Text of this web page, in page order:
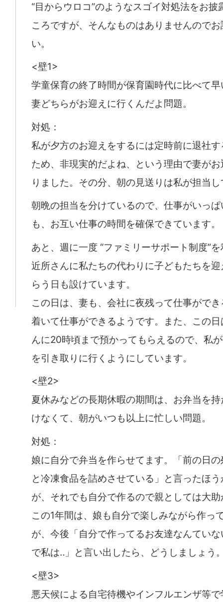
“目からウロコ”のようなスゴイ対処法をお披
ころですが、そんなものはありませんので
い。
<壁1>
学童保育の終了時間が保育園時代に比べて
妻どちらがお迎えに行くんだよ問題。
対処：
私が夕方のお迎えをするには定時前に退社
ため、非現実的だよね、という理由で妻が
りました。その分、朝の見送りは私が担当
朝晩の担当を分けているので、仕事がいっ
も、お互い仕事の時間を確保できています。
あと、週に一度 “ファミリーサポート制度”
近所さんに私たちの代わりに子どもたちを
らう日も設けています。
この日は、妻も、会社に夜残って仕事がで
着いて仕事ができるようです。また、この
んに20時頃まで預かってもらえるので、私
を引き取りに行くようにしています。
<壁2>
夏休みなどの長期休暇の期間は、お弁当を
けなくて、朝がいつも以上に忙しい問題。
対処：
娘に自分で弁当を作らせてます。「前の日
と冷凍食品を詰めさせている」と言ったほ
が、それでも自分で作るので親としては大
この1年間は、娘も自分で楽しみながら作っ
が、今後「自分で作ってるお友達なんてい
で私は‥」と言い出したら、どうしましょう
<壁3>
悪天候による自宅待機やインフルエンザ等